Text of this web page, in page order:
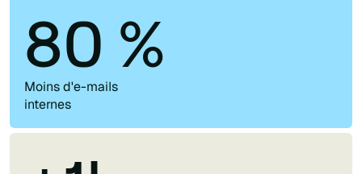
80 %
Moins d'e-mails
internes